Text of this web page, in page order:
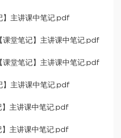
】主讲课中笔记.pdf
堂笔记】主讲课中笔记.pdf
堂笔记】主讲课中笔记.pdf
】主讲课中笔记.pdf
】主讲课中笔记.pdf
】主讲课中笔记.pdf